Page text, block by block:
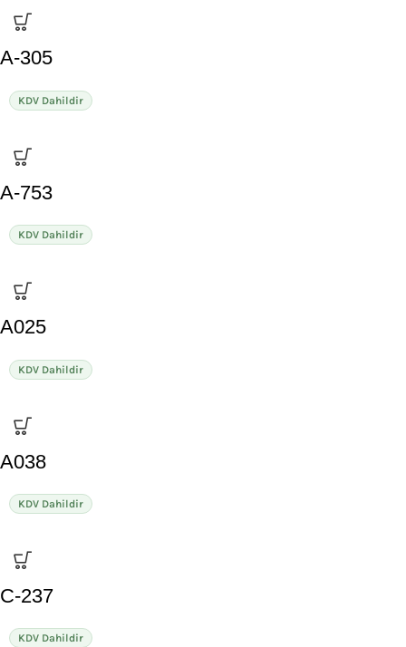
A-305
KDV Dahildir
A-753
KDV Dahildir
A025
KDV Dahildir
A038
KDV Dahildir
C-237
KDV Dahildir